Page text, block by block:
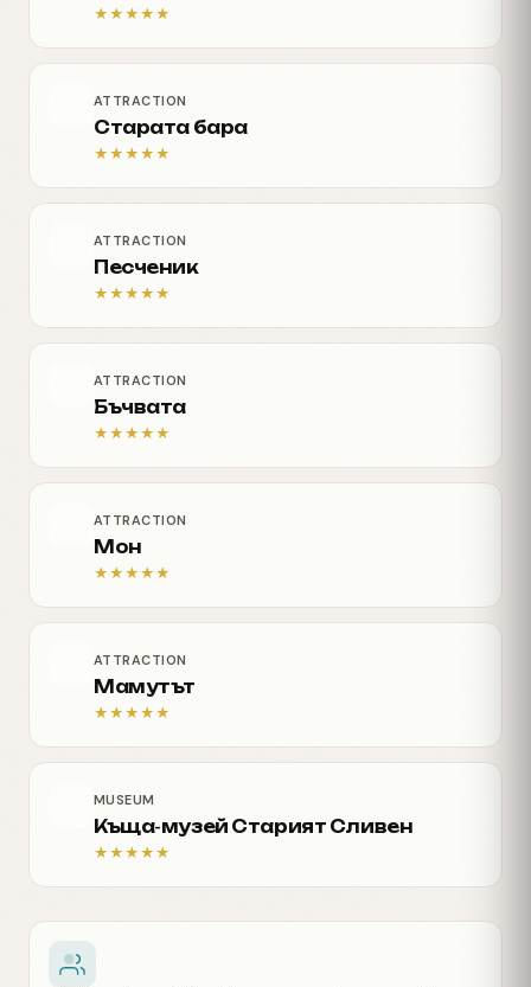
★★★★★
ATTRACTION
Старата бара
★★★★★
ATTRACTION
Песченик
★★★★★
ATTRACTION
Бъчвата
★★★★★
ATTRACTION
Мон
★★★★★
ATTRACTION
Мамутът
★★★★★
MUSEUM
Къща-музей Старият Сливен
★★★★★